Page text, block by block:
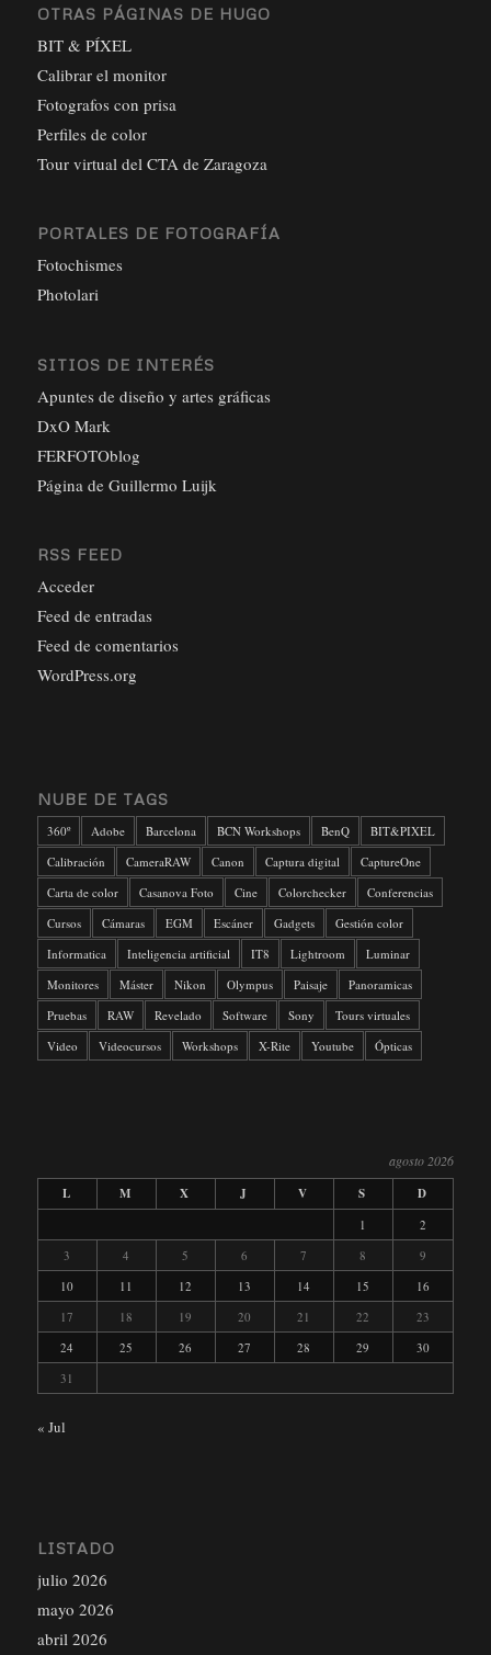
OTRAS PÁGINAS DE HUGO
BIT & PÍXEL
Calibrar el monitor
Fotografos con prisa
Perfiles de color
Tour virtual del CTA de Zaragoza
PORTALES DE FOTOGRAFÍA
Fotochismes
Photolari
SITIOS DE INTERÉS
Apuntes de diseño y artes gráficas
DxO Mark
FERFOTOblog
Página de Guillermo Luijk
RSS FEED
Acceder
Feed de entradas
Feed de comentarios
WordPress.org
NUBE DE TAGS
360º Adobe Barcelona BCN Workshops BenQ
BIT&PIXEL
Calibración
CameraRAW Canon Captura digital
CaptureOne
Carta de color
Casanova Foto Cine Colorchecker
Conferencias
Cursos
Cámaras EGM Escáner Gadgets
Gestión color
Informatica
Inteligencia artificial IT8 Lightroom
Luminar
Monitores
Máster Nikon Olympus Paisaje
Panoramicas
Pruebas
RAW Revelado Software Sony
Tours virtuales
Video
Videocursos Workshops X-Rite Youtube Ópticas
agosto 2026
L
M X J V S D
1
2
3
4 5 6 7 8
9
10
11 12 13 14 15
16
17
18 19 20 21 22
23
24
25 26 27 28 29
30
31
« Jul
LISTADO
julio 2026
mayo 2026
abril 2026